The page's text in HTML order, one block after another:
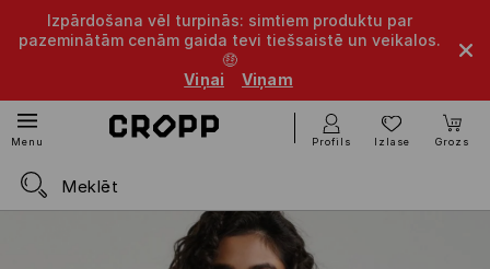
Izpārdošana vēl turpinās: simtiem produktu par
pazeminātām cenām gaida tevi tiešsaistē un veikalos.
🤑
Viņai
Viņam
Menu Profils Izlase Grozs